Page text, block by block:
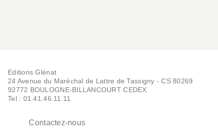
Editions Glénat
24 Avenue du Maréchal de Lattre de Tassigny - CS 80269
92772 BOULOGNE-BILLANCOURT CEDEX
Tel : 01.41.46.11.11
Contactez-nous